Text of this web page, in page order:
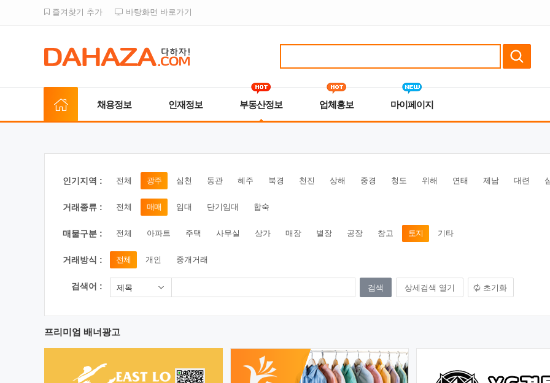
즐겨찾기 추가 바탕화면 바로가기
채용정보 인재정보 부동산정보 업체홍보 마이페이지
인기지역 : 전체 광주 심천 동관 혜주 북경 천진 상해 중경 청도 위해 연태 제남 대련
거래종류 : 전체 매매 임대 단기임대 합숙
매물구분 : 전체 아파트 주택 사무실 상가 매장 별장 공장 창고 토지 기타
거래방식 : 전체 개인 중개거래
검색어 : 제목 상세검색 열기 초기화
프리미엄 배너광고